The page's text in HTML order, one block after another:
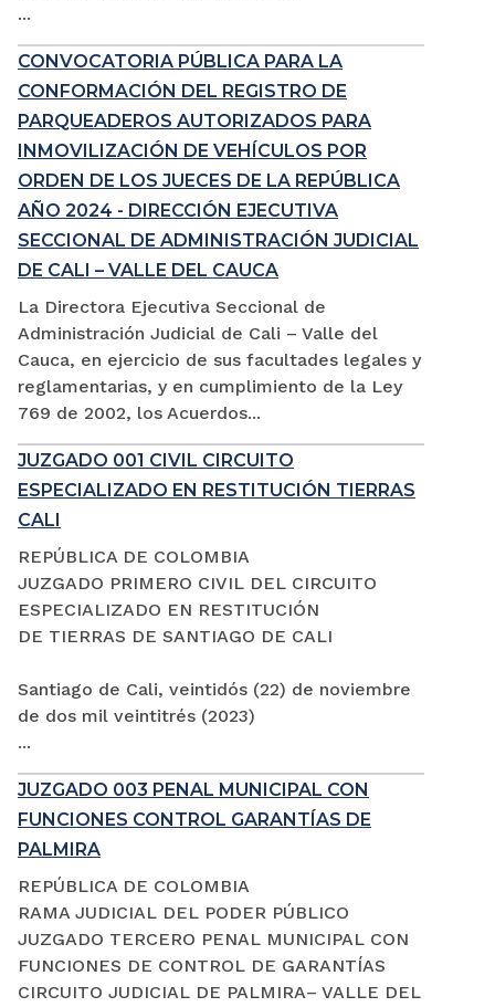
...
CONVOCATORIA PÚBLICA PARA LA
CONFORMACIÓN DEL REGISTRO DE
PARQUEADEROS AUTORIZADOS PARA
INMOVILIZACIÓN DE VEHÍCULOS POR
ORDEN DE LOS JUECES DE LA REPÚBLICA
AÑO 2024 - DIRECCIÓN EJECUTIVA
SECCIONAL DE ADMINISTRACIÓN JUDICIAL
DE CALI – VALLE DEL CAUCA
La Directora Ejecutiva Seccional de
Administración Judicial de Cali – Valle del
Cauca, en ejercicio de sus facultades legales y
reglamentarias, y en cumplimiento de la Ley
769 de 2002, los Acuerdos...
JUZGADO 001 CIVIL CIRCUITO
ESPECIALIZADO EN RESTITUCIÓN TIERRAS
CALI
REPÚBLICA DE COLOMBIA
JUZGADO PRIMERO CIVIL DEL CIRCUITO
ESPECIALIZADO EN RESTITUCIÓN
DE TIERRAS DE SANTIAGO DE CALI
Santiago de Cali, veintidós (22) de noviembre
de dos mil veintitrés (2023)
...
JUZGADO 003 PENAL MUNICIPAL CON
FUNCIONES CONTROL GARANTÍAS DE
PALMIRA
REPÚBLICA DE COLOMBIA
RAMA JUDICIAL DEL PODER PÚBLICO
JUZGADO TERCERO PENAL MUNICIPAL CON
FUNCIONES DE CONTROL DE GARANTÍAS
CIRCUITO JUDICIAL DE PALMIRA– VALLE DEL